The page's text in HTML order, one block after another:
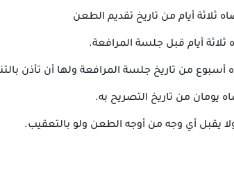
ثلاثة أيام من تاريخ تقديم الطعن
أيام قبل جلسة المرافعة.
من تاريخ جلسة المرافعة ولها أن تأذن
يومان من تاريخ التصريح به.
ولا يقبل أي وجه من أوجه الطعن ولو بالتعقيب.